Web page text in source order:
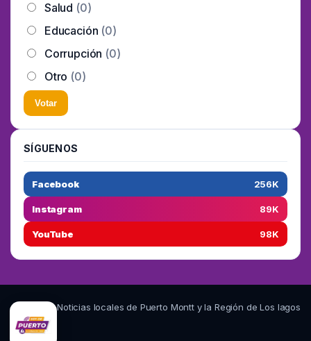
Salud (0)
Educación (0)
Corrupción (0)
Otro (0)
Votar
SÍGUENOS
Facebook 256K
Instagram 89K
YouTube 98K
Noticias locales de Puerto Montt y la Región de Los lagos